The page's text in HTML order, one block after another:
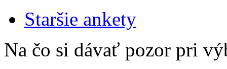
Staršie ankety
Na čo si dávať pozor pri